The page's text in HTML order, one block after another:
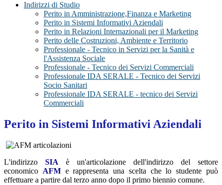
Indirizzi di Studio
Perito in Amministrazione,Finanza e Marketing
Perito in Sistemi Informativi Aziendali
Perito in Relazioni Internazionali per il Marketing
Perito delle Costruzioni, Ambiente e Territorio
Professionale - Tecnico in Servizi per la Sanità e
l'Assistenza Sociale
Professionale - Tecnico dei Servizi Commerciali
Professionale IDA SERALE - Tecnico dei Servizi
Socio Sanitari
Professionale IDA SERALE - tecnico dei Servizi
Commerciali
Perito in Sistemi Informativi Aziendali
L'indirizzo SIA è un'articolazione dell'indirizzo del settore
economico AFMe rappresenta una scelta che lo studente può
effettuare a partire dal terzo anno dopo il primo biennio comune.